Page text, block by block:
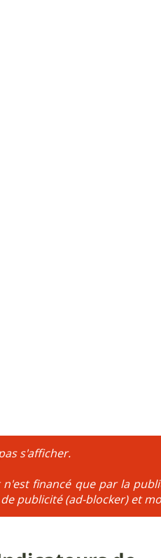
s'afficher.
n'est financé que par la
publicité (ad-blocker) et